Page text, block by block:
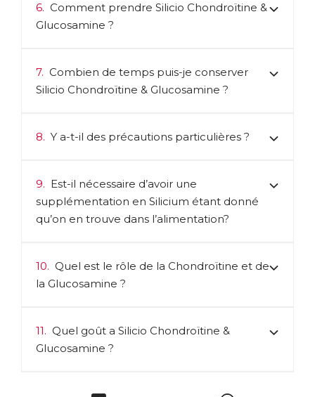
6. Comment prendre Silicio Chondroïtine &
Glucosamine ?
7. Combien de temps puis-je conserver
Silicio Chondroïtine & Glucosamine ?
8. Y a-t-il des précautions particulières ?
9. Est-il nécessaire d’avoir une
supplémentation en Silicium étant donné
qu’on en trouve dans l’alimentation?
10. Quel est le rôle de la Chondroïtine et de
la Glucosamine ?
11. Quel goût a Silicio Chondroïtine &
Glucosamine ?